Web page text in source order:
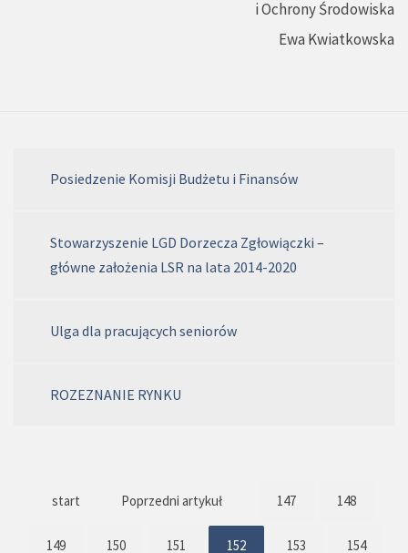
i Ochrony Środowiska
Ewa Kwiatkowska
Posiedzenie Komisji Budżetu i Finansów
Stowarzyszenie LGD Dorzecza Zgłowiączki –
główne założenia LSR na lata 2014-2020
Ulga dla pracujących seniorów
ROZEZNANIE RYNKU
start Poprzedni artykuł 147 148
149 150 151 152 153 154